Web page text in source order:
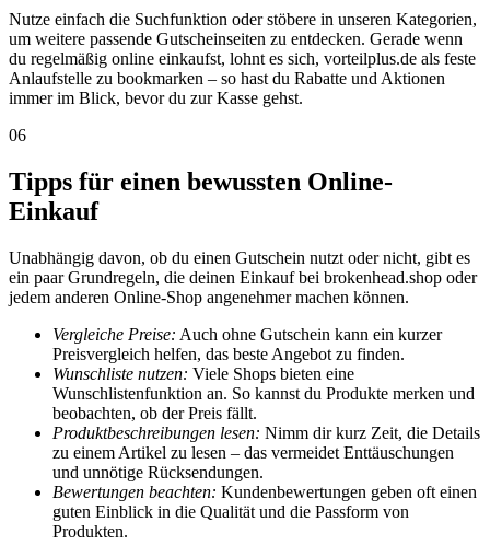
Nutze einfach die Suchfunktion oder stöbere in unseren Kategorien,
um weitere passende Gutscheinseiten zu entdecken. Gerade wenn
du regelmäßig online einkaufst, lohnt es sich, vorteilplus.de als feste
Anlaufstelle zu bookmarken – so hast du Rabatte und Aktionen
immer im Blick, bevor du zur Kasse gehst.
06
Tipps für einen bewussten Online-
Einkauf
Unabhängig davon, ob du einen Gutschein nutzt oder nicht, gibt es
ein paar Grundregeln, die deinen Einkauf bei brokenhead.shop oder
jedem anderen Online-Shop angenehmer machen können.
Vergleiche Preise: Auch ohne Gutschein kann ein kurzer
Preisvergleich helfen, das beste Angebot zu finden.
Wunschliste nutzen: Viele Shops bieten eine
Wunschlistenfunktion an. So kannst du Produkte merken und
beobachten, ob der Preis fällt.
Produktbeschreibungen lesen: Nimm dir kurz Zeit, die Details
zu einem Artikel zu lesen – das vermeidet Enttäuschungen
und unnötige Rücksendungen.
Bewertungen beachten: Kundenbewertungen geben oft einen
guten Einblick in die Qualität und die Passform von
Produkten.